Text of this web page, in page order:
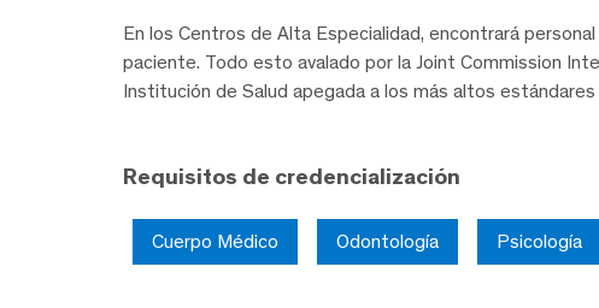
En los Centros de Alta Especialidad, encontrará
paciente. Todo esto avalado por la Joint Commission
Institución de Salud apegada a los más altos
Requisitos de credencialización
Cuerpo Médico Odontología Psicología